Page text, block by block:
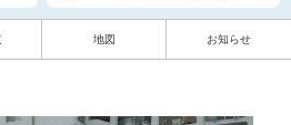
地図 お知らせ